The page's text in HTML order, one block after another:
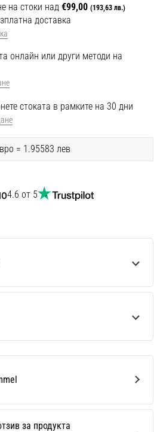
на стоки над €99,00 (193,63 лв.)
доставка
онлайн или други методи на
стоката в рамките на 30 дни
= 1.95583 лев
4.6 от 5
за продукта